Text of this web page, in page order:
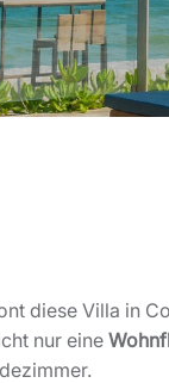
diese Villa in
nur eine